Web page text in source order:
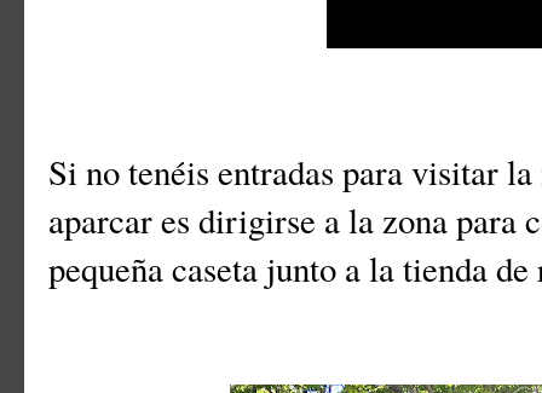
Si no tenéis entradas para visitar
aparcar es dirigirse a la zona
pequeña caseta junto a la tienda